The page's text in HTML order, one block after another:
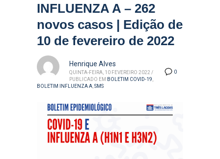
INFLUENZA A – 262
novos casos | Edição de
10 de fevereiro de 2022
0
Henrique Alves
QUINTA-FEIRA, 10 FEVEREIRO 2022 /
PUBLICADO EM BOLETIM COVID-19
BOLETIM INFLUENZA A SMS